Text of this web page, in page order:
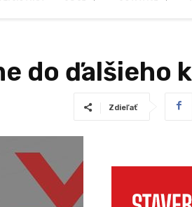
do ďalšieho
Zdieľať